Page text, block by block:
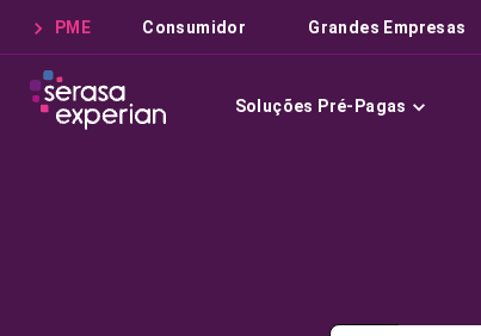
PME Consumidor Grandes Empresas
Soluções Pré-Pagas